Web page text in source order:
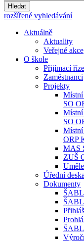
Hledat
rozšířené vyhledávání
Aktuálně
Aktuality
Veřejné akce
O škole
Přijímací
Zaměstnanci
Projekty
Místní
SO
Místní
SO
Místní
ORP
MAS
ZUŠ
Úřední deska
Dokumenty